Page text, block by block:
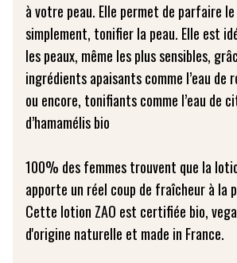
à votre peau. Elle permet de parfaire
simplement, tonifier la peau. Elle est
les peaux, même les plus sensibles,
ingrédients apaisants comme l’eau de
ou encore, tonifiants comme l’eau de
d’hamamélis bio
100% des femmes trouvent que la
apporte un réel coup de fraîcheur à la
Cette lotion ZAO est certifiée bio,
d'origine naturelle et made in France.